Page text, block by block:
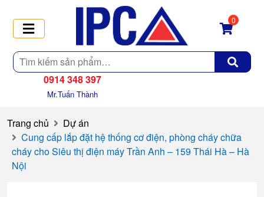
Tìm
kiếm
0
0914 348 397
Mr.Tuấn Thành
Trang chủ
Dự án
Cung cấp lắp đặt hệ thống cơ điện, phòng cháy chữa
cháy cho Siêu thị điện máy Trần Anh – 159 Thái Hà – Hà
Nội